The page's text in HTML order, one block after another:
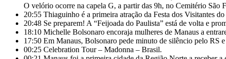
O velório ocorre na capela G, a partir das 9h, no Cemitério
20:55 Thiaguinho é a primeira atração da Festa dos Visitantes
20:48 Se preparem! A “Feijoada do Paulista” está de volta e
18:10 Michelle Bolsonaro encoraja mulheres de Manaus a
17:50 Em Manaus, Bolsonaro pede minuto de silêncio pelo RS
00:25 Celebration Tour – Madonna – Brasil.